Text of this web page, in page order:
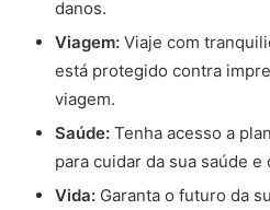
danos.
Viagem: Viaje com
está protegido contra
viagem.
Saúde: Tenha acesso a
para cuidar da sua saúde e
Vida: Garanta o futuro da